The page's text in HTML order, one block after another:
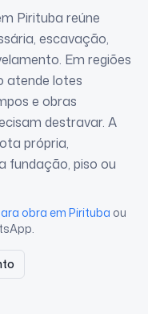
Pirituba reúne
escavação,
Em regiões
atende lotes
e obras
destravar. A
própria,
fundação, piso ou
obra em Pirituba ou